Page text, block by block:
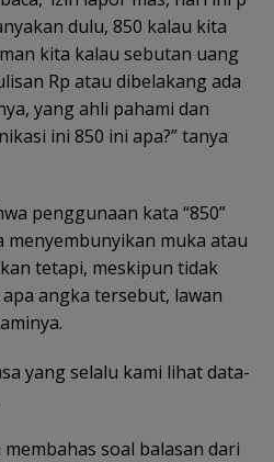
dulu, 850 kalau kita
kita kalau sebutan uang
Rp atau dibelakang ada
yang ahli pahami dan
ini 850 ini apa?” tanya
penggunaan kata “850”
muka atau
tetapi, meskipun tidak
angka tersebut, lawan
yang selalu kami lihat data-
soal balasan dari